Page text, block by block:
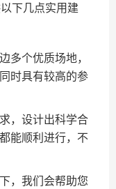
下几点实用建
多个优质场地，
时具有较高的参
，设计出科学合
能顺利进行，不
，我们会帮助您